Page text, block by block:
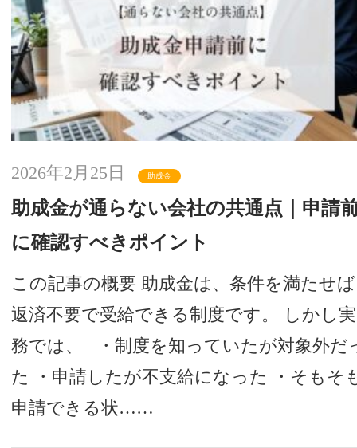
2026年2月25日 助成金
助成金が通らない会社の共通点｜申請
に確認すべきポイント
この記事の概要 助成金は、条件を満たせば
返済不要で受給できる制度です。 しかし実
務では、 ・制度を知っていたが対象外だ
た ・申請したが不支給になった ・そもそ
申請できる状……